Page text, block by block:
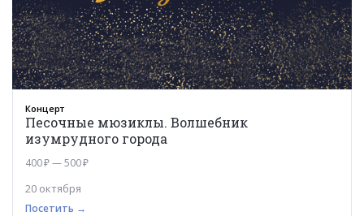
Концерт
Песочные мюзиклы. Волшебник
изумрудного города
400 ₽ — 500 ₽
20 октября
Посетить →